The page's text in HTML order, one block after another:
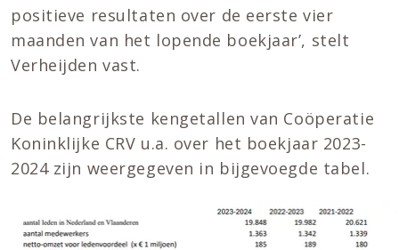
positieve resultaten over de eerste vier
maanden van het lopende boekjaar’, stelt
Verheijden vast.
De belangrijkste kengetallen van Coöperatie
Koninklijke CRV u.a. over het boekjaar 2023-
2024 zijn weergegeven in bijgevoegde tabel.